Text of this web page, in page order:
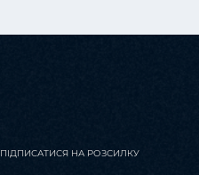
ПІДПИСАТИСЯ НА РОЗСИЛКУ